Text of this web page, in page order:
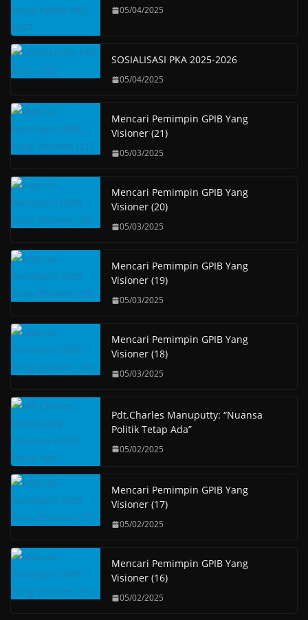
05/04/2025
SOSIALISASI PKA 2025-2026
05/04/2025
Mencari Pemimpin GPIB Yang
Visioner (21)
05/03/2025
Mencari Pemimpin GPIB Yang
Visioner (20)
05/03/2025
Mencari Pemimpin GPIB Yang
Visioner (19)
05/03/2025
Mencari Pemimpin GPIB Yang
Visioner (18)
05/03/2025
Pdt.Charles Manuputty: “Nuansa
Politik Tetap Ada”
05/02/2025
Mencari Pemimpin GPIB Yang
Visioner (17)
05/02/2025
Mencari Pemimpin GPIB Yang
Visioner (16)
05/02/2025